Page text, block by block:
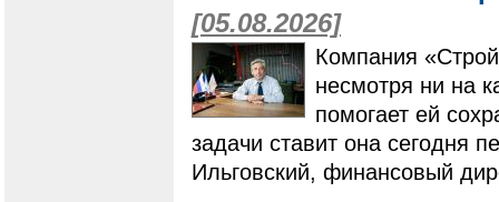
[05.08.2026]
Компания
несмотря ни на
помогает ей
задачи ставит она сегодня
Ильговский, финансовый